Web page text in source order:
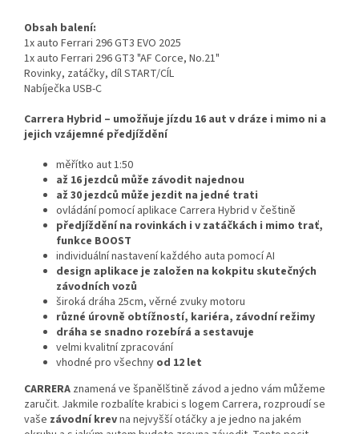
Obsah balení:
1x auto Ferrari 296 GT3 EVO 2025
1x auto Ferrari 296 GT3 "AF Corce, No.21"
Rovinky, zatáčky, díl START/CÍL
​Nabíječka USB-C
Carrera Hybrid – umožňuje jízdu 16 aut v dráze i mimo ni a
jejich vzájemné předjíždění
měřítko aut 1:50
až 16 jezdců může závodit najednou
až 30 jezdců může jezdit na jedné trati
ovládání pomocí aplikace Carrera Hybrid v češtině
předjíždění na rovinkách i v zatáčkách i mimo trať,
funkce BOOST
individuální nastavení každého auta pomocí AI
design aplikace je založen na kokpitu skutečných
závodních vozů
široká dráha 25cm, věrné zvuky motoru
různé úrovně obtížností, kariéra, závodní režimy
dráha se snadno rozebírá a sestavuje
velmi kvalitní zpracování
vhodné pro všechny od 12 let
CARRERA znamená ve španělštině závod a jedno vám můžeme
zaručit. Jakmile rozbalíte krabici s logem Carrera, rozproudí se
vaše závodní krevna nejvyšší otáčky a je jedno na jakém